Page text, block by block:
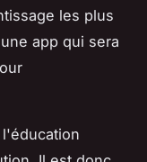
les plus
app qui sera